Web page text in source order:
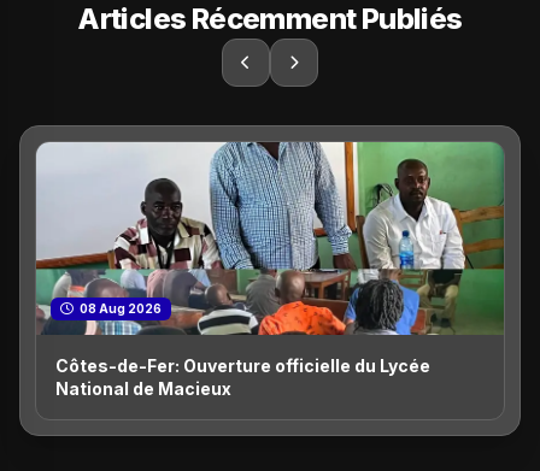
Articles Récemment Publiés
08 Aug 2026
Côtes-de-Fer: Ouverture officielle du Lycée
National de Macieux